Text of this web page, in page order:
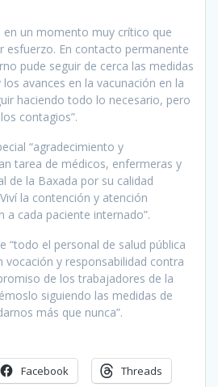
en un momento muy crítico que
esfuerzo. En contacto permanente
pude seguir de cerca las medidas
avances en la vacunación en la
haciendo todo lo necesario, pero
contagios”.
“agradecimiento y
tarea de médicos, enfermeras y
de la Baxada por su calidad
la contención y atención
a cada paciente internado”.
“todo el personal de salud pública
vocación y responsabilidad contra
de los trabajadores de la
siguiendo las medidas de
más que nunca”.
Facebook Threads